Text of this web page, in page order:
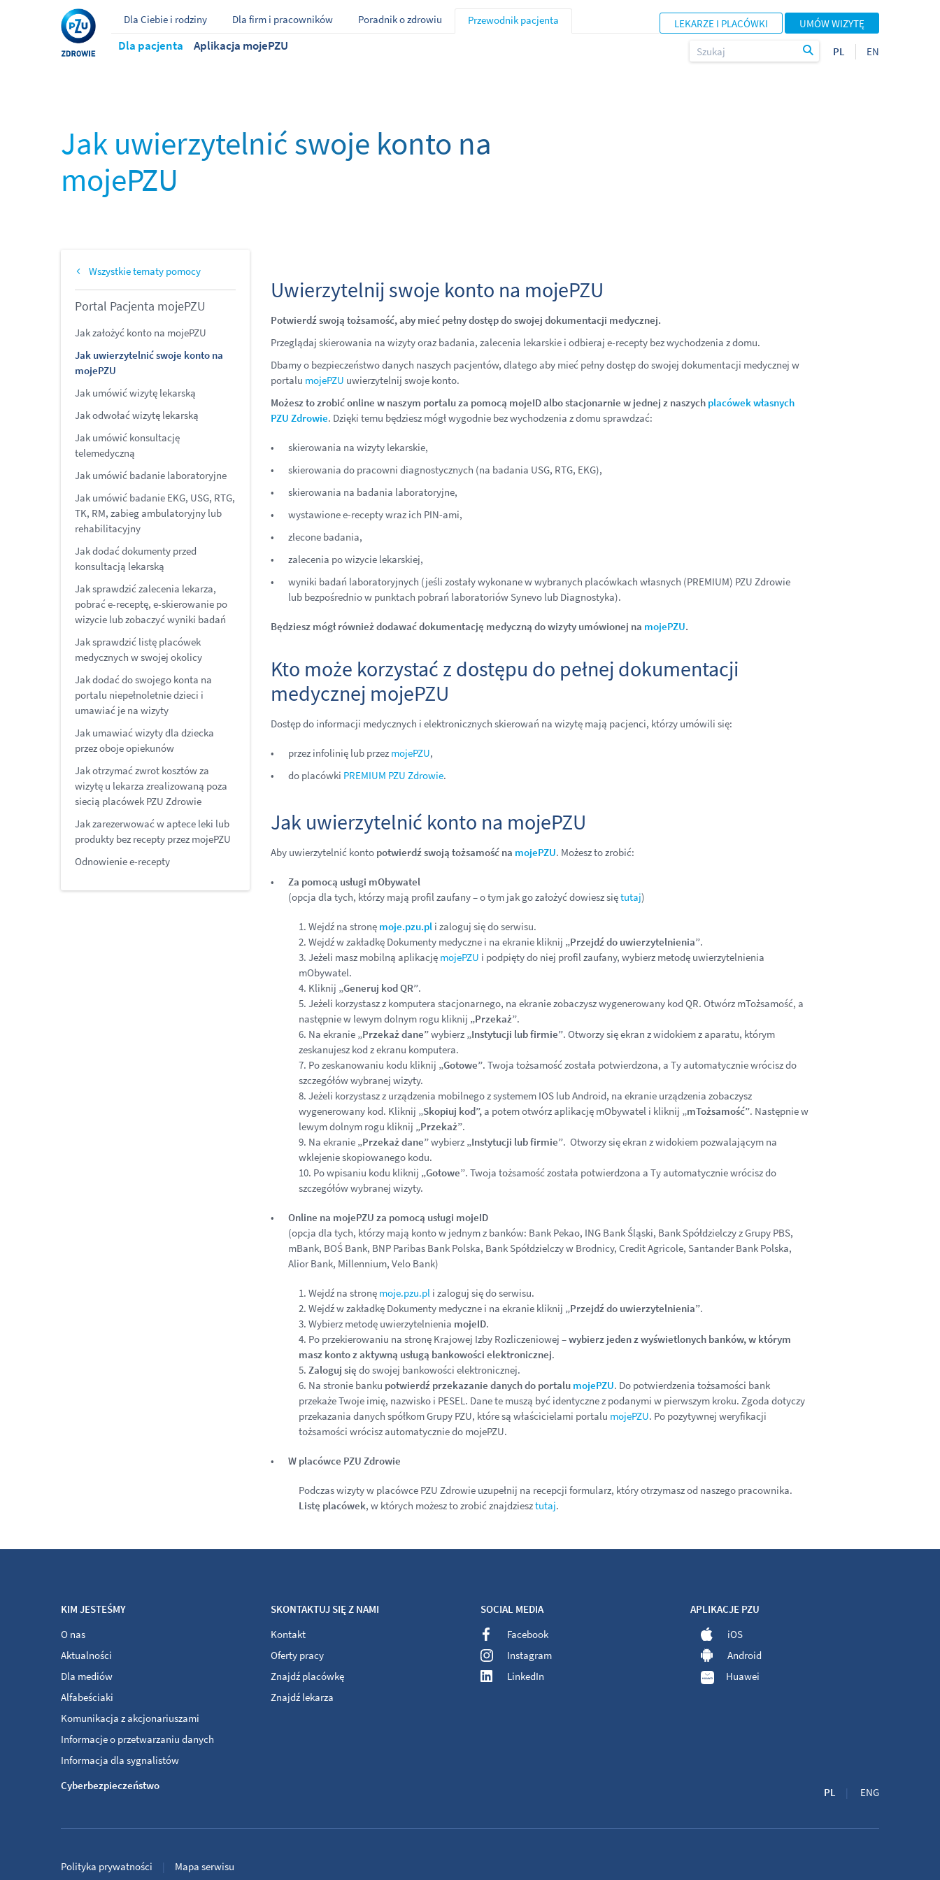
Dla Ciebie i rodziny Dla firm i pracowników Poradnik o zdrowiu Przewodnik pacjenta LEKARZE I PLACÓWKI UMÓW WIZYTĘ
Dla pacjenta Aplikacja mojePZU PL EN
Jak uwierzytelnić swoje konto na
mojePZU
Wszystkie tematy pomocy
Portal Pacjenta mojePZU
Jak założyć konto na mojePZU
Jak uwierzytelnić swoje konto na
mojePZU
Jak umówić wizytę lekarską
Jak odwołać wizytę lekarską
Jak umówić konsultację
telemedyczną
Jak umówić badanie laboratoryjne
Jak umówić badanie EKG, USG, RTG,
TK, RM, zabieg ambulatoryjny lub
rehabilitacyjny
Jak dodać dokumenty przed
konsultacją lekarską
Jak sprawdzić zalecenia lekarza,
pobrać e-receptę, e-skierowanie po
wizycie lub zobaczyć wyniki badań
Jak sprawdzić listę placówek
medycznych w swojej okolicy
Jak dodać do swojego konta na
portalu niepełnoletnie dzieci i
umawiać je na wizyty
Jak umawiać wizyty dla dziecka
przez oboje opiekunów
Jak otrzymać zwrot kosztów za
wizytę u lekarza zrealizowaną poza
siecią placówek PZU Zdrowie
Jak zarezerwować w aptece leki lub
produkty bez recepty przez mojePZU
Odnowienie e-recepty
Uwierzytelnij swoje konto na mojePZU
Potwierdź swoją tożsamość, aby mieć pełny dostęp do swojej dokumentacji medycznej.
Przeglądaj skierowania na wizyty oraz badania, zalecenia lekarskie i odbieraj e-recepty bez wychodzenia z domu.
Dbamy o bezpieczeństwo danych naszych pacjentów, dlatego aby mieć pełny dostęp do swojej dokumentacji medycznej w
portalu mojePZU uwierzytelnij swoje konto.
Możesz to zrobić online w naszym portalu za pomocą mojeID albo stacjonarnie w jednej z naszych placówek własnych
PZU Zdrowie. Dzięki temu będziesz mógł wygodnie bez wychodzenia z domu sprawdzać:
skierowania na wizyty lekarskie,
skierowania do pracowni diagnostycznych (na badania USG, RTG, EKG),
skierowania na badania laboratoryjne,
wystawione e-recepty wraz ich PIN-ami,
zlecone badania,
zalecenia po wizycie lekarskiej,
wyniki badań laboratoryjnych (jeśli zostały wykonane w wybranych placówkach własnych (PREMIUM) PZU Zdrowie
lub bezpośrednio w punktach pobrań laboratoriów Synevo lub Diagnostyka).
Będziesz mógł również dodawać dokumentację medyczną do wizyty umówionej na mojePZU.
Kto może korzystać z dostępu do pełnej dokumentacji
medycznej mojePZU
Dostęp do informacji medycznych i elektronicznych skierowań na wizytę mają pacjenci, którzy umówili się:
przez infolinię lub przez mojePZU,
do placówki PREMIUM PZU Zdrowie.
Jak uwierzytelnić konto na mojePZU
Aby uwierzytelnić konto potwierdź swoją tożsamość na mojePZU. Możesz to zrobić:
Za pomocą usługi mObywatel
(opcja dla tych, którzy mają profil zaufany – o tym jak go założyć dowiesz siętutaj)
1. Wejdź na stronę moje.pzu.pl i zaloguj się do serwisu.
2. Wejdź w zakładkę Dokumenty medyczne i na ekranie kliknij „Przejdź do uwierzytelnienia”.
3. Jeżeli masz mobilną aplikację mojePZU i podpięty do niej profil zaufany, wybierz metodę uwierzytelnienia
mObywatel.
4. Kliknij „Generuj kod QR”.
5. Jeżeli korzystasz z komputera stacjonarnego, na ekranie zobaczysz wygenerowany kod QR. Otwórz mTożsamość, a
następnie w lewym dolnym rogu kliknij „Przekaż”.
6. Na ekranie „Przekaż dane”wybierz „Instytucji lub firmie”. Otworzy się ekran z widokiem z aparatu, którym
zeskanujesz kod z ekranu komputera.
7. Po zeskanowaniu kodu kliknij „Gotowe”. Twoja tożsamość została potwierdzona, a Ty automatycznie wrócisz do
szczegółów wybranej wizyty.
8. Jeżeli korzystasz z urządzenia mobilnego z systemem IOS lub Android, na ekranie urządzenia zobaczysz
wygenerowany kod. Kliknij „Skopiuj kod”,a potem otwórz aplikację mObywatel i kliknij „mTożsamość”. Następnie w
lewym dolnym rogu kliknij „Przekaż”.
9. Na ekranie „Przekaż dane”wybierz „Instytucji lub firmie”. Otworzy się ekran z widokiem pozwalającym na
wklejenie skopiowanego kodu.
10. Po wpisaniu kodu kliknij „Gotowe”. Twoja tożsamość została potwierdzona a Ty automatycznie wrócisz do
szczegółów wybranej wizyty.
Online na mojePZU za pomocą usługi mojeID
(opcja dla tych, którzy mają konto w jednym z banków: Bank Pekao, ING Bank Śląski, Bank Spółdzielczy z Grupy PBS,
mBank, BOŚ Bank, BNP Paribas Bank Polska, Bank Spółdzielczy w Brodnicy, Credit Agricole, Santander Bank Polska,
Alior Bank, Millennium, Velo Bank)
1. Wejdź na stronę moje.pzu.pl i zaloguj się do serwisu.
2. Wejdź w zakładkę Dokumenty medyczne i na ekranie kliknij „Przejdź do uwierzytelnienia”.
3. Wybierz metodę uwierzytelnienia mojeID.
4. Po przekierowaniu na stronę Krajowej Izby Rozliczeniowej –wybierz jeden z wyświetlonych banków, w którym
masz konto z aktywną usługą bankowości elektronicznej.
5. Zaloguj się do swojej bankowości elektronicznej.
6. Na stronie banku potwierdź przekazanie danych do portalu mojePZU. Do potwierdzenia tożsamości bank
przekaże Twoje imię, nazwisko i PESEL. Dane te muszą być identyczne z podanymi w pierwszym kroku. Zgoda dotyczy
przekazania danych spółkom Grupy PZU, które są właścicielami portalu mojePZU. Po pozytywnej weryfikacji
tożsamości wrócisz automatycznie do mojePZU.
W placówce PZU Zdrowie
Podczas wizyty w placówce PZU Zdrowie uzupełnij na recepcji formularz, który otrzymasz od naszego pracownika.
Listę placówek, w których możesz to zrobić znajdziesztutaj.
KIM JESTEŚMY
O nas
Aktualności
Dla mediów
Alfabeściaki
Komunikacja z akcjonariuszami
Informacje o przetwarzaniu danych
Informacja dla sygnalistów
Cyberbezpieczeństwo
SKONTAKTUJ SIĘ Z NAMI
Kontakt
Oferty pracy
Znajdź placówkę
Znajdź lekarza
SOCIAL MEDIA
Facebook
Instagram
LinkedIn
APLIKACJE PZU
iOS
Android
Huawei
PL ENG
Polityka prywatności Mapa serwisu